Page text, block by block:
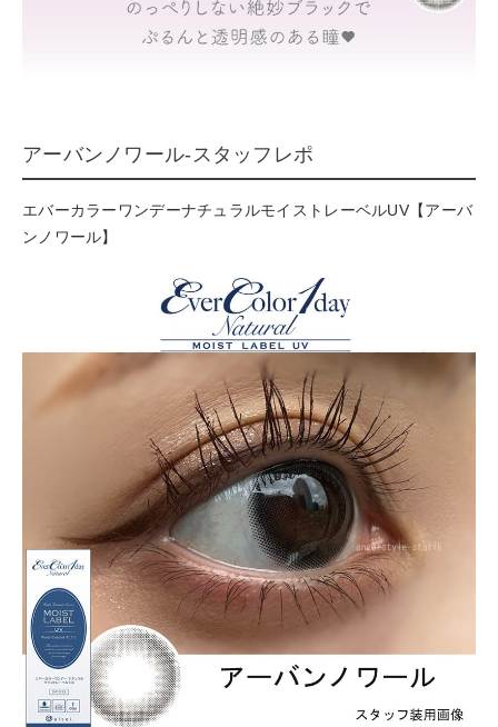
アーバンノワール-スタッフレポ
エバーカラーワンデーナチュラルモイストレーベルUV【アーバ
ンノワール】